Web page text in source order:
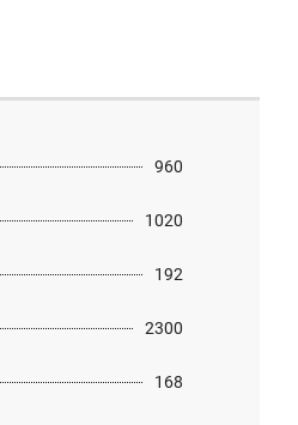
960
1020
192
2300
168